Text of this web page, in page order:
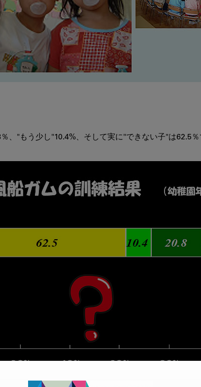
グ
、"もう少し"10.4%、そして実に"できない子"は62.5